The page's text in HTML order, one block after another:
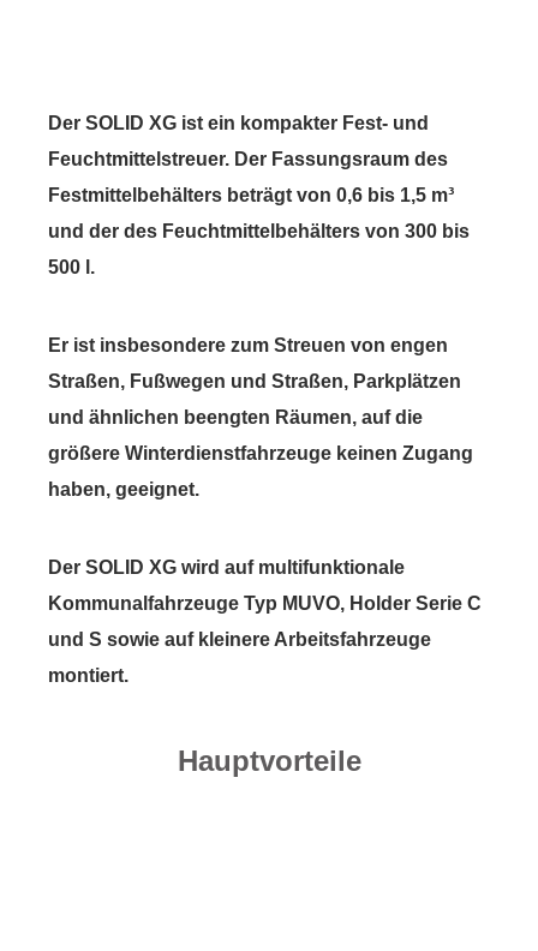
Der SOLID XG ist ein kompakter Fest- und
Feuchtmittelstreuer. Der Fassungsraum des
Festmittelbehälters beträgt von 0,6 bis 1,5 m³
und der des Feuchtmittelbehälters von 300 bis
500 l.
Er ist insbesondere zum Streuen von engen
Straßen, Fußwegen und Straßen, Parkplätzen
und ähnlichen beengten Räumen, auf die
größere Winterdienstfahrzeuge keinen Zugang
haben, geeignet.
Der SOLID XG wird auf multifunktionale
Kommunalfahrzeuge Typ MUVO, Holder Serie C
und S sowie auf kleinere Arbeitsfahrzeuge
montiert.
Hauptvorteile